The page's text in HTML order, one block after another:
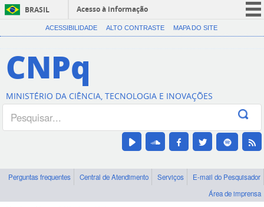
BRASIL
Acesso à informação
CORONAVÍRUS (COVID-19)
Canais
ACESSIBILIDADE ALTO CONTRASTE MAPA DO SITE
CNPq
MINISTÉRIO DA CIÊNCIA, TECNOLOGIA E INOVAÇÕES
Perguntas frequentes Central de Atendimento Serviços
E-mail do Pesquisador
Área de imprensa